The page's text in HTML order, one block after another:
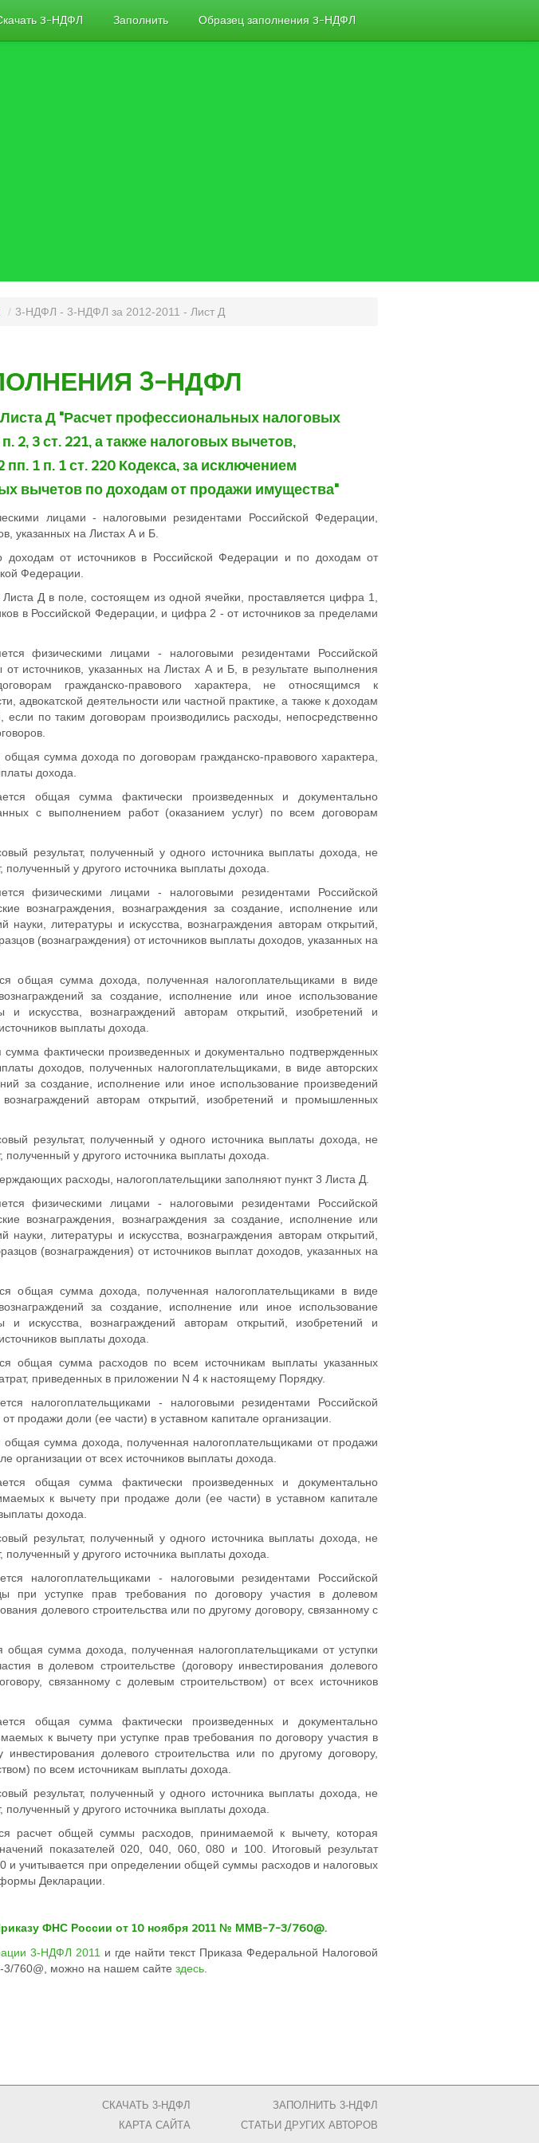
3-НДФЛ Заполнить Образец заполнения 3-НДФЛ
/ 3-НДФЛ - 3-НДФЛ за 2012-2011 - Лист Д
3-НДФЛ
Д "Расчет профессиональных налоговых
2, 3 ст. 221, а также налоговых вычетов,
1 п. 1 ст. 220 Кодекса, за исключением
вычетов по доходам от продажи имущества"
лицами - налоговыми резидентами Российской Федерации,
указанных на Листах А и Б.
доходам от источников в Российской Федерации и по доходам от
Федерации.
Д в поле, состоящем из одной ячейки, проставляется цифра 1,
в Российской Федерации, и цифра 2 - от источников за пределами
физическими лицами - налоговыми резидентами Российской
источников, указанных на Листах А и Б, в результате выполнения
гражданско-правового характера, не относящимся к
адвокатской деятельности или частной практике, а также к доходам
если по таким договорам производились расходы, непосредственно
сумма дохода по договорам гражданско-правового характера,
дохода.
общая сумма фактически произведенных и документально
с выполнением работ (оказанием услуг) по всем договорам
результат, полученный у одного источника выплаты дохода, не
у другого источника выплаты дохода.
физическими лицами - налоговыми резидентами Российской
вознаграждения, вознаграждения за создание, исполнение или
науки, литературы и искусства, вознаграждения авторам открытий,
(вознаграждения) от источников выплаты доходов, указанных на
общая сумма дохода, полученная налогоплательщиками в виде
за создание, исполнение или иное использование
и искусства, вознаграждений авторам открытий, изобретений и
выплаты дохода.
сумма фактически произведенных и документально подтвержденных
доходов, полученных налогоплательщиками, в виде авторских
за создание, исполнение или иное использование произведений
авторам открытий, изобретений и промышленных
результат, полученный у одного источника выплаты дохода, не
у другого источника выплаты дохода.
расходы, налогоплательщики заполняют пункт 3 Листа Д.
физическими лицами - налоговыми резидентами Российской
вознаграждения, вознаграждения за создание, исполнение или
науки, литературы и искусства, вознаграждения авторам открытий,
(вознаграждения) от источников выплат доходов, указанных на
общая сумма дохода, полученная налогоплательщиками в виде
за создание, исполнение или иное использование
и искусства, вознаграждений авторам открытий, изобретений и
выплаты дохода.
общая сумма расходов по всем источникам выплаты указанных
приведенных в приложении N 4 к настоящему Порядку.
налогоплательщиками - налоговыми резидентами Российской
продажи доли (ее части) в уставном капитале организации.
общая сумма дохода, полученная налогоплательщиками от продажи
организации от всех источников выплаты дохода.
общая сумма фактически произведенных и документально
к вычету при продаже доли (ее части) в уставном капитале
дохода.
результат, полученный у одного источника выплаты дохода, не
у другого источника выплаты дохода.
налогоплательщиками - налоговыми резидентами Российской
при уступке прав требования по договору участия в долевом
долевого строительства или по другому договору, связанному с
общая сумма дохода, полученная налогоплательщиками от уступки
в долевом строительстве (договору инвестирования долевого
связанному с долевым строительством) от всех источников
общая сумма фактически произведенных и документально
к вычету при уступке прав требования по договору участия в
инвестирования долевого строительства или по другому договору,
по всем источникам выплаты дохода.
результат, полученный у одного источника выплаты дохода, не
у другого источника выплаты дохода.
расчет общей суммы расходов, принимаемой к вычету, которая
показателей 020, 040, 060, 080 и 100. Итоговый результат
и учитывается при определении общей суммы расходов и налоговых
Декларации.
ФНС России от 10 ноября 2011 № ММВ-7-3/760@.
3-НДФЛ 2011 и где найти текст Приказа Федеральной Налоговой
760@, можно на нашем сайте здесь
СКАЧАТЬ 3-НДФЛ
ЗАПОЛНИТЬ 3-НДФЛ
КАРТА САЙТА
CТАТЬИ ДРУГИХ АВТОРОВ